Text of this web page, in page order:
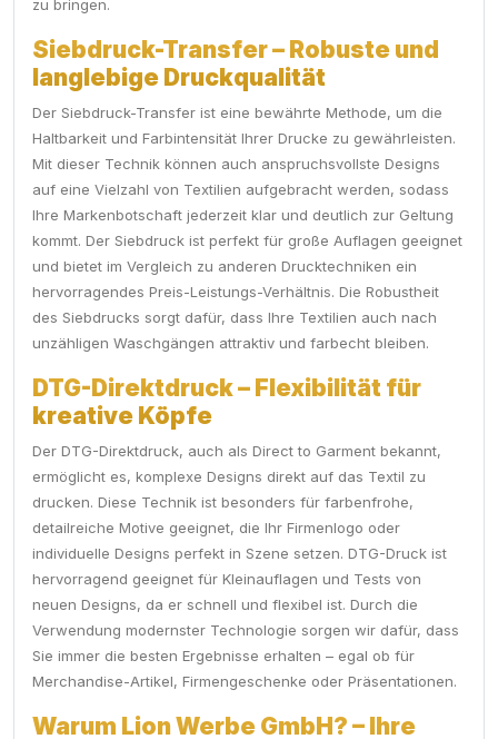
zu bringen.
Siebdruck-Transfer – Robuste und
langlebige Druckqualität
Der Siebdruck-Transfer ist eine bewährte Methode, um die
Haltbarkeit und Farbintensität Ihrer Drucke zu gewährleisten.
Mit dieser Technik können auch anspruchsvollste Designs
auf eine Vielzahl von Textilien aufgebracht werden, sodass
Ihre Markenbotschaft jederzeit klar und deutlich zur Geltung
kommt. Der Siebdruck ist perfekt für große Auflagen geeignet
und bietet im Vergleich zu anderen Drucktechniken ein
hervorragendes Preis-Leistungs-Verhältnis. Die Robustheit
des Siebdrucks sorgt dafür, dass Ihre Textilien auch nach
unzähligen Waschgängen attraktiv und farbecht bleiben.
DTG-Direktdruck – Flexibilität für
kreative Köpfe
Der DTG-Direktdruck, auch als Direct to Garment bekannt,
ermöglicht es, komplexe Designs direkt auf das Textil zu
drucken. Diese Technik ist besonders für farbenfrohe,
detailreiche Motive geeignet, die Ihr Firmenlogo oder
individuelle Designs perfekt in Szene setzen. DTG-Druck ist
hervorragend geeignet für Kleinauflagen und Tests von
neuen Designs, da er schnell und flexibel ist. Durch die
Verwendung modernster Technologie sorgen wir dafür, dass
Sie immer die besten Ergebnisse erhalten – egal ob für
Merchandise-Artikel, Firmengeschenke oder Präsentationen.
Warum Lion Werbe GmbH? – Ihre